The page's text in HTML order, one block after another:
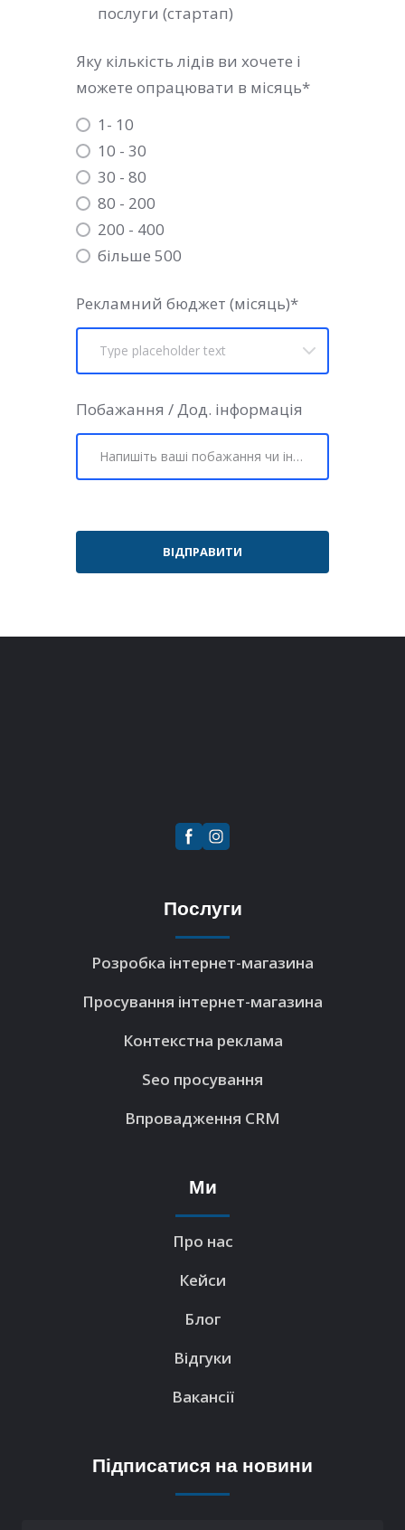
послуги (стартап)
Яку кількість лідів ви хочете і
можете опрацювати в місяць*
1- 10
10 - 30
30 - 80
80 - 200
200 - 400
більше 500
Рекламний бюджет (місяць)*
Побажання / Дод. інформація
ВІДПРАВИТИ
Послуги
Розробка інтернет-магазина
Просування інтернет-магазина
Контекстна реклама
Seo просування
Впровадження CRM
Ми
Про нас
Кейси
Блог
Відгуки
Вакансії
Підписатися на новини